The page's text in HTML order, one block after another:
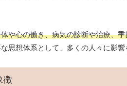
や心の働き、病気の診断や治療、
思想体系として、多くの人々に影響
徴